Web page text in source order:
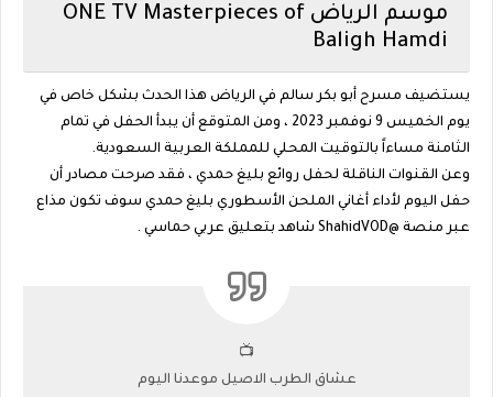
موسم الرياض ONE TV Masterpieces of
Baligh Hamdi
يستضيف مسرح أبو بكر سالم في الرياض هذا الحدث بشكل خاص في
يوم الخميس 9 نوفمبر 2023 ، ومن المتوقع أن يبدأ الحفل في تمام
الثامنة مساءاً بالتوقيت المحلي للمملكة العربية السعودية.
وعن القنوات الناقلة لحفل روائع بليغ حمدي ، فقد صرحت مصادر أن
حفل اليوم لأداء أغاني الملحن الأسطوري بليغ حمدي سوف تكون مذاع
عبر منصة @ShahidVOD شاهد بتعليق عربي حماسي .
📺
عشاق الطرب الاصيل موعدنا اليوم